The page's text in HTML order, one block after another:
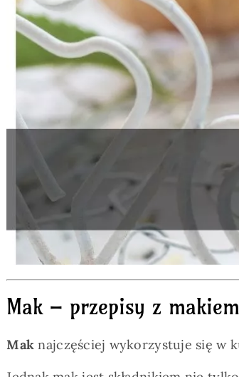
Mak – przepisy z
Maknajczęściej wykorzystuje się w